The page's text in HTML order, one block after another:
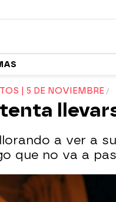
| 5 DE NOVIEMBRE
a ver a
que no va a